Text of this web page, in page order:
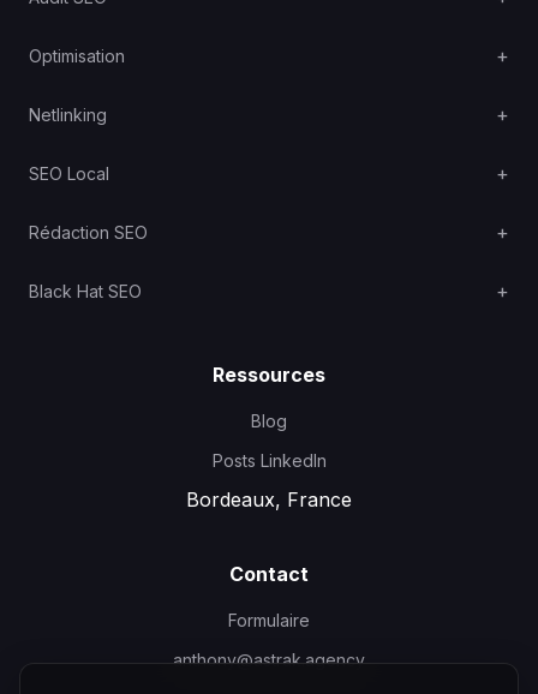
Optimisation
Netlinking
SEO Local
Rédaction SEO
Black Hat SEO
Ressources
Blog
Posts LinkedIn
Bordeaux, France
Contact
Formulaire
anthony@astrak.agency